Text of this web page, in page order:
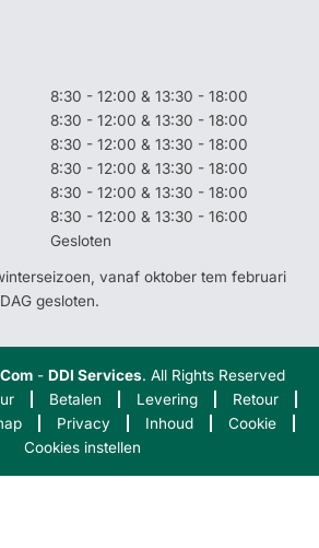
8:30 - 12:00 & 13:30 - 18:00
8:30 - 12:00 & 13:30 - 18:00
8:30 - 12:00 & 13:30 - 18:00
8:30 - 12:00 & 13:30 - 18:00
8:30 - 12:00 & 13:30 - 18:00
8:30 - 12:00 & 13:30 - 16:00
Gesloten
vanaf oktober tem februari
gesloten.
-DDI Services. All Rights Reserved
Betalen Levering
Retour
Privacy Inhoud
Cookie
Cookies instellen